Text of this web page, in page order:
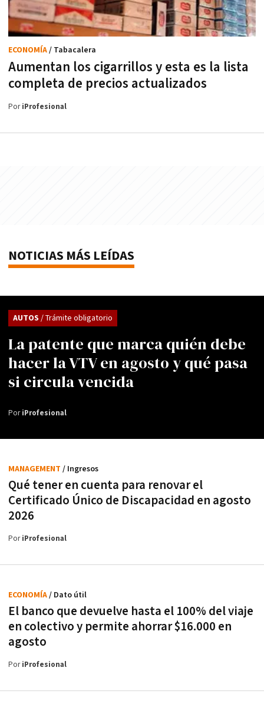
Aumentan los cigarrillos y esta es la lista
completa de precios actualizados
ECONOMÍA/ Tabacalera
PoriProfesional
NOTICIAS MÁS LEÍDAS
La patente que marca quién debe
hacer la VTV en agosto y qué pasa
si circula vencida
AUTOS / Trámite obligatorio
PoriProfesional
Qué tener en cuenta para renovar el
Certificado Único de Discapacidad en agosto
2026
MANAGEMENT / Ingresos
PoriProfesional
El banco que devuelve hasta el 100% del viaje
en colectivo y permite ahorrar $16.000 en
agosto
ECONOMÍA/ Dato útil
PoriProfesional